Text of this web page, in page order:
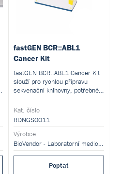
fastGEN BCR::ABL1
Cancer Kit
fastGEN BCR::ABL1 Cancer Kit
slouží pro rychlou přípravu
sekvenační knihovny, potřebné
BCR::ABL1
Kat. číslo
RDNGS0011
Výrobce
BioVendor - Laboratorní medicína s.r.o.
Poptat